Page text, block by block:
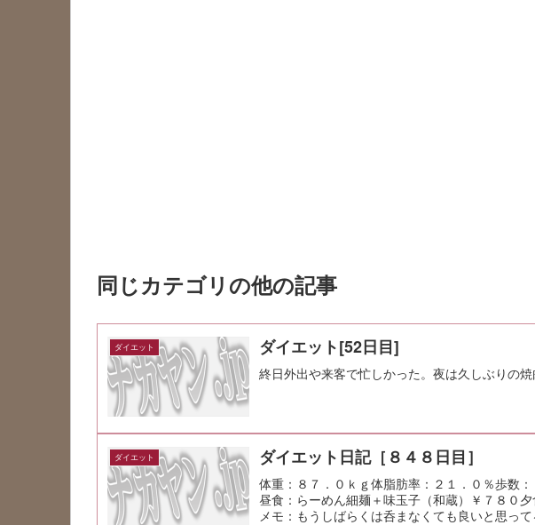
同じカテゴリの他の記事
ダイエット ダイエット[52日目]
終日外出や来客で忙しかった。夜は久しぶりの焼
ダイエット ダイエット日記［８４８日目］
体重：８７．０ｋｇ体脂肪率：２１．０％歩数
昼食：らーめん細麺＋味玉子（和蔵）￥７８０
メモ：もうしばらくは呑まなくても良いと思って